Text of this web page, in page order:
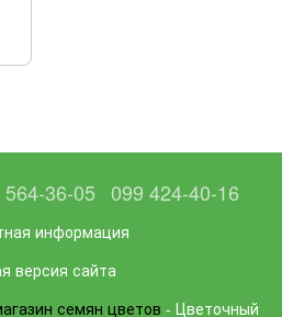
36-05 099 424-40-16
информация
версия сайта
семян цветов - Цветочный